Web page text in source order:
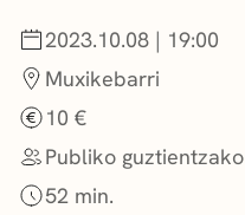
DEIALDIAK
BERRIAK
GETXO KULTURA
KULTUR ELKARTEAK
2023.10.08 | 19:00
Muxikebarri
10 €
Publiko guztientzako
52 min.